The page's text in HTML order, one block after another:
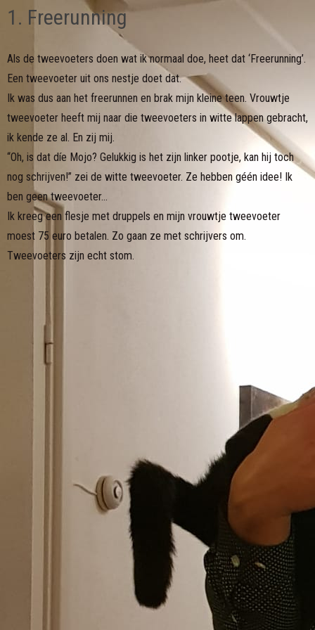
1. Freerunning
Als de tweevoeters doen wat ik normaal doe, heet dat ‘Freerunning’.
Een tweevoeter uit ons nestje doet dat.
Ik was dus aan het freerunnen en brak mijn kleine teen. Vrouwtje
tweevoeter heeft mij naar die tweevoeters in witte lappen gebracht,
ik kende ze al. En zij mij.
“Oh, is dat díe Mojo? Gelukkig is het zijn linker pootje, kan hij toch
nog schrijven!” zei de witte tweevoeter. Ze hebben géén idee! Ik
ben geen tweevoeter…
Ik kreeg een flesje met druppels en mijn vrouwtje tweevoeter
moest 75 euro betalen. Zo gaan ze met schrijvers om.
Tweevoeters zijn echt stom.